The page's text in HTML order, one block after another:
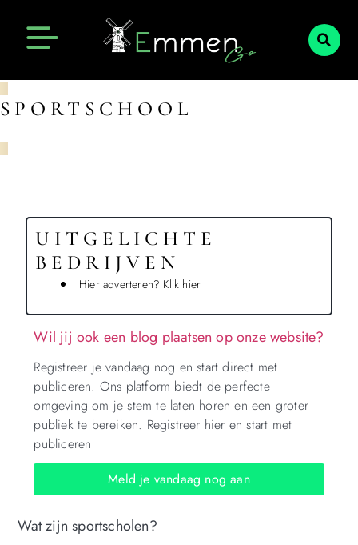
SPORTSCHOOL
Wat zijn sportscholen?
UITGELICHTE
BEDRIJVEN
Hier adverteren? Klik hier
Wil jij ook een blog plaatsen op onze website?
Registreer je vandaag nog en start direct met
publiceren. Ons platform biedt de perfecte
omgeving om je stem te laten horen en een groter
publiek te bereiken. Registreer hier en start met
publiceren
Meld je vandaag nog aan